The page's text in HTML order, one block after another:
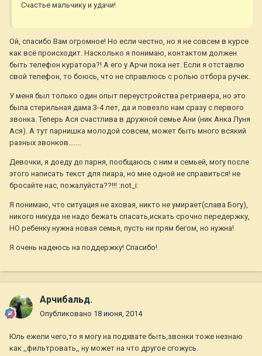
Счастье мальчику и удачи!
Ой, спасибо Вам огромное! Но если честно, но я не совсем в курсе
как всё происходит. Насколько я понимаю, контактом должен
быть телефон куратора?! А его у Арчи пока нет. Если я отставлю
свой телефон, то боюсь, что не справлюсь с ролью отбора ручек.
У меня был только один опыт переустройства ретривера, но это
была стерильная дама 3-4 лет, да и повезло нам сразу с первого
звонка. Теперь Ася счастлива в дружной семье Ани (ник Анка Луня
Ася). А тут парнишка молодой совсем, может быть много всякий
разных звонков.......
Девочки, я доеду до парня, пообщаюсь с ним и семьей, могу после
этого написать текст для пиара, но мне одной не справиться! не
бросайте нас, пожалуйста??!!! :not_i:
Я понимаю, что ситуация не аховая, никто не умирает(слава Богу),
никого никуда не надо бежать спасать,искать срочно передержку,
НО ребенку нужна новая семья, пусть ни прям бегом, но нужна!
Я очень надеюсь на поддержку! Спасибо!
Арчибальд.
Опубликовано 18 июня, 2014
Юль ежели чего,то я могу на подхвате быть,звонки тоже незнаю
как ,,фильтровать,, ну может на что другое сгожусь.